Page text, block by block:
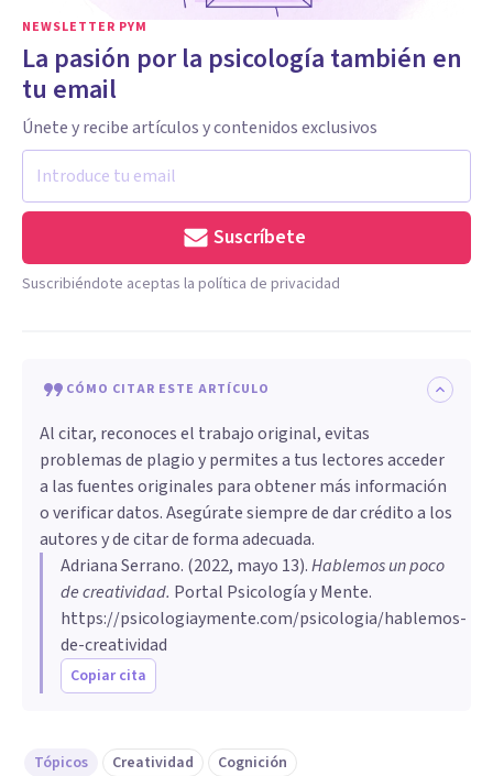
NEWSLETTER PYM
La pasión por la psicología también en
tu email
Únete y recibe artículos y contenidos exclusivos
Suscríbete
Suscribiéndote aceptas la política de privacidad
CÓMO CITAR ESTE ARTÍCULO
Al citar, reconoces el trabajo original, evitas
problemas de plagio y permites a tus lectores acceder
a las fuentes originales para obtener más información
o verificar datos. Asegúrate siempre de dar crédito a los
autores y de citar de forma adecuada.
Adriana Serrano. (2022, mayo 13).Hablemos un poco
de creatividad. Portal Psicología y Mente.
https://psicologiaymente.com/psicologia/hablemos-
de-creatividad
Copiar cita
Tópicos Creatividad Cognición